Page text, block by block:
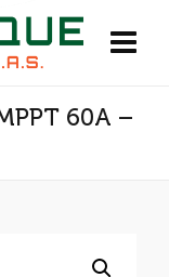
60A –